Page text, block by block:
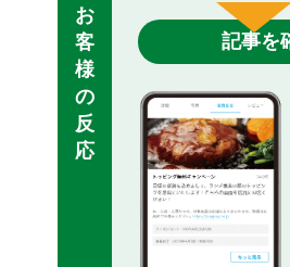
お
客
様
の
反
応
記事を